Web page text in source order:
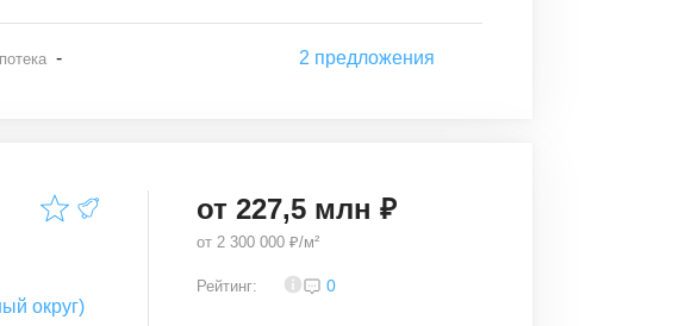
- 2 предложения
округ)
от 227,5 млн ₽
от 2 300 000 ₽/м²
Рейтинг: 0